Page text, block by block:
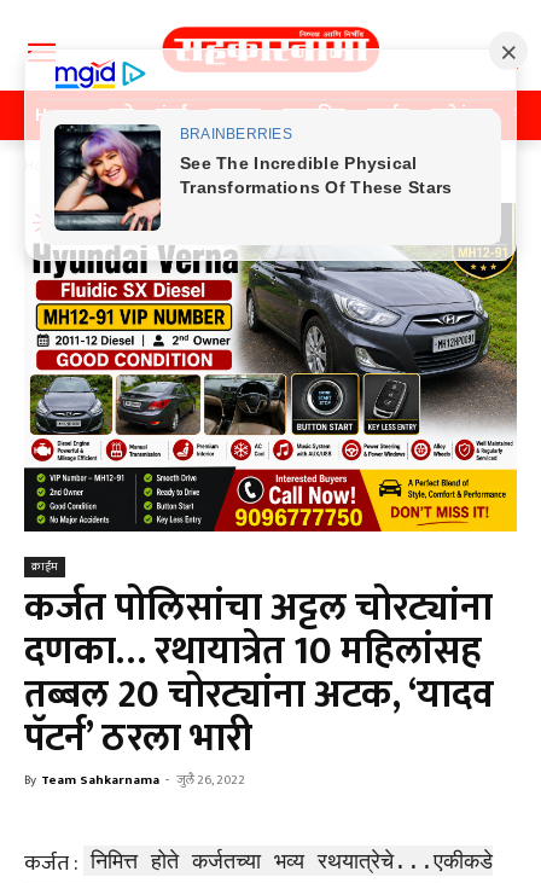
Home पुणे मुंबई महाराष्ट्र राजकीय क्राईम मनोरंजन
Home क्राईम
क्राईम
कर्जत पोलिसांचा अट्टल चोरट्यांना
दणका… रथायात्रेत 10 महिलांसह
तब्बल 20 चोरट्यांना अटक, ‘यादव
पॅटर्न’ ठरला भारी
By Team Sahkarnama - जुलै 26, 2022
कर्जत : निमित्त होते कर्जतच्या भव्य रथयात्रेचे...एकीकडे